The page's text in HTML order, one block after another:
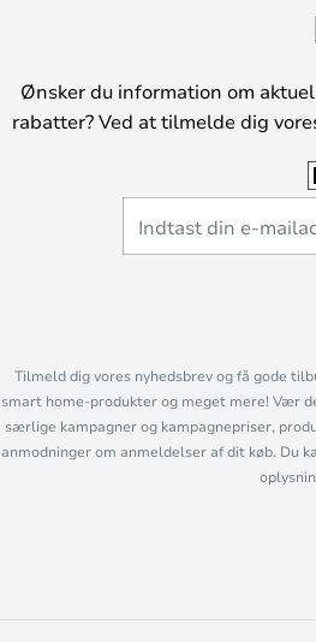
Ønsker du information om
rabatter? Ved at tilmelde dig
Tilmeld dig vores nyhedsbrev og få gode
smart home-produkter og meget mere! Vær
særlige kampagner og kampagnepriser,
anmodninger om anmeldelser af dit køb. Du